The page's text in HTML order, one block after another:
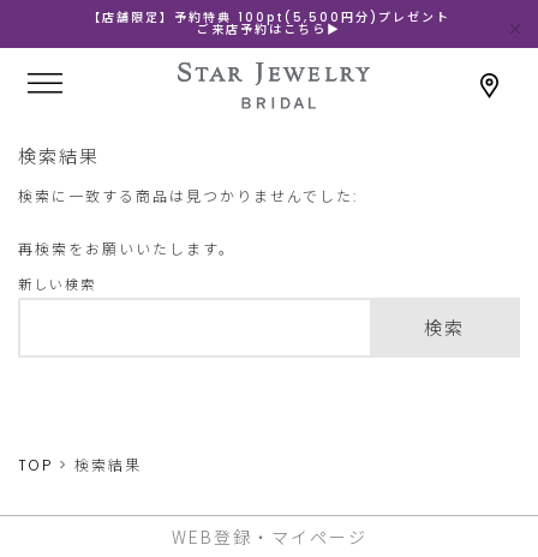
【店舗限定】予約特典 100pt(5,500円分)プレゼント
ご来店予約はこちら▶
検索結果
検索に一致する商品は見つかりませんでした:
再検索をお願いいたします。
新しい検索
検索
TOP 検索結果
WEB登録・マイページ